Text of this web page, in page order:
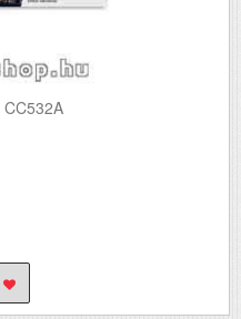
CC532A